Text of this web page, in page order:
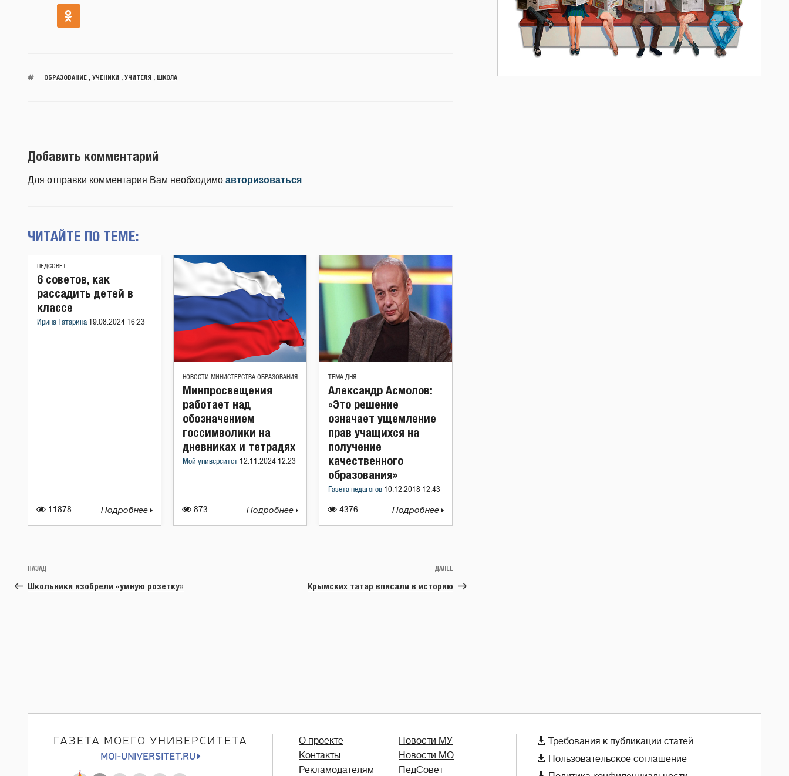
ОБРАЗОВАНИЕ, УЧЕНИКИ УЧИТЕЛЯ ШКОЛА
Добавить комментарий
Для отправки комментария Вам необходимо авторизоваться
ЧИТАЙТЕ ПО ТЕМЕ:
ПЕДСОВЕТ
11878
6 советов, как
рассадить детей в
классе
Ирина Татарина 19.08.2024 16:23
Подробнее
НОВОСТИ МИНИСТЕРСТВА ОБРАЗОВАНИЯ
873
Минпросвещения
работает над
обозначением
госсимволики на
дневниках и тетрадях
Мой университет 12.11.2024 12:23
Подробнее
ТЕМА ДНЯ
4376
Александр Асмолов:
«Это решение
означает ущемление
прав учащихся на
получение
качественного
образования»
Газета педагогов 10.12.2018 12:43
Подробнее
Навигация
по
Предыдущая
запись:
НАЗАД
Школьники изобрели «умную розетку»
Следующая
запись
ДАЛЕЕ
Крымских татар вписали в историю
ГАЗЕТА МОЕГО УНИВЕРСИТЕТА
MOI-UNIVERSITET.RU
О проекте
Контакты
Рекламодателям
Новости МУ
Новости МО
ПедСовет
 Требования к публикации статей
 Пользовательское соглашение